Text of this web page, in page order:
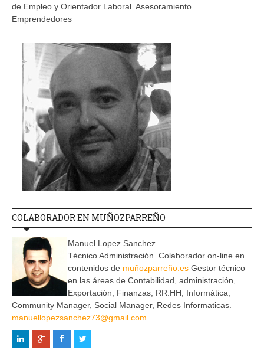
de Empleo y Orientador Laboral. Asesoramiento
Emprendedores
COLABORADOR EN MUÑOZPARREÑO
Manuel Lopez Sanchez.
Técnico Administración. Colaborador on-line en
contenidos de muñozparreño.es Gestor técnico
en las áreas de Contabilidad, administración,
Exportación, Finanzas, RR.HH, Informática,
Community Manager, Social Manager, Redes Informaticas.
manuellopezsanchez73@gmail.com